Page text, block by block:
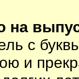
на
с
и